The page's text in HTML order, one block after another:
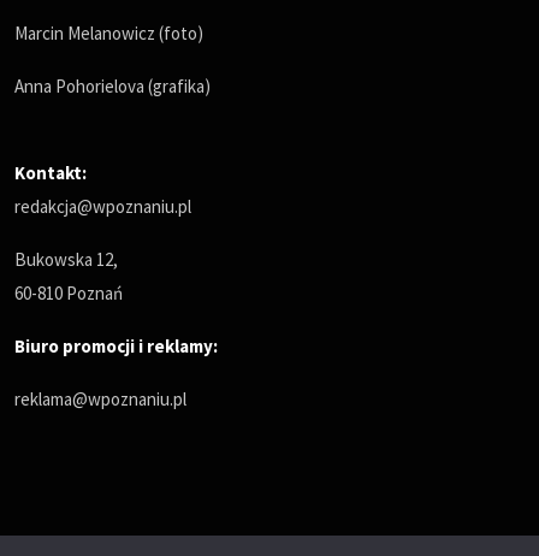
Marcin Melanowicz (foto)
Anna Pohorielova (grafika)
Kontakt:
redakcja@wpoznaniu.pl
Bukowska 12,
60-810 Poznań
Biuro promocji i reklamy:
reklama@wpoznaniu.pl